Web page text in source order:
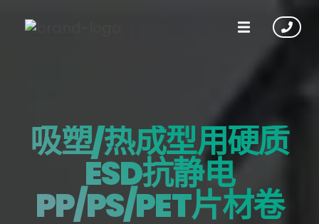
吸塑/热成型用硬质
ESD抗静电
PP/PS/PET片材卷